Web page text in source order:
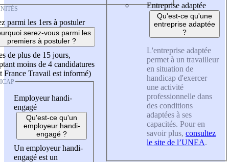
parmi les 1ers à postuler
serez-vous parmi les
premiers à postuler ?
de plus de 15 jours,
moins de 4 candidatures
France Travail est informé)
Employeur handi-
engagé
Qu'est-ce qu'un
employeur handi-
engagé ?
Un employeur handi-
engagé est un
Entreprise adaptée
Qu'est-ce qu'une
entreprise adaptée
?
L'entreprise adaptée
permet à un travailleur
en situation de
handicap d'exercer
une activité
professionnelle dans
des conditions
adaptées à ses
capacités. Pour en
savoir plus, consultez
le site de l’UNEA.